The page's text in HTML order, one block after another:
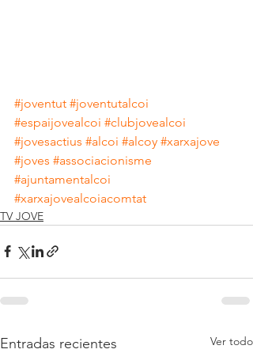
#joventut #joventutalcoi
#espaijovealcoi #clubjovealcoi
#jovesactius #alcoi #alcoy #xarxajove
#joves #associacionisme
#ajuntamentalcoi
#xarxajovealcoiacomtat
TV JOVE
Entradas recientes Ver todo